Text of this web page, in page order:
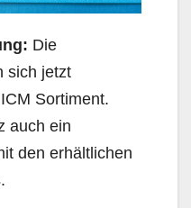
Die
sich jetzt
Sortiment.
auch ein
den erhältlichen